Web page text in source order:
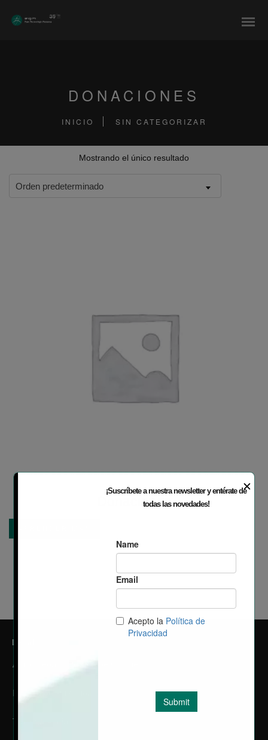
DONACIONES
INICIO SIN CATEGORIZAR
Mostrando el único resultado
Orden predeterminado
Donaciones
Aviso Legal y Política de Cookies
Política de Privacidad
Transparencia
✕
¡Suscríbete a nuestra newsletter y entérate de
todas las novedades!